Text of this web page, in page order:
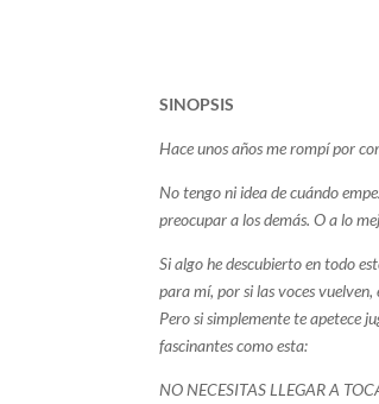
SINOPSIS
Hace unos años me rompí por
No tengo ni idea de cuándo
preocupar a los demás. O a lo
Si algo he descubierto en todo
para mí, por si las voces
Pero si simplemente te apetece
fascinantes como esta:
NO NECESITAS LLEGAR A